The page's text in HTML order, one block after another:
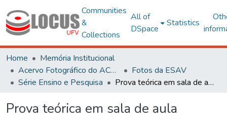
Communities
&
Collections
All of
DSpace
Statistics
Home
Memória Institucional
Acervo Fotográfico do ACH-UFV
Fotos da ESAV
Série Ensino e Pesquisa
Prova teórica em sala de aula
Prova teórica em sala de aula